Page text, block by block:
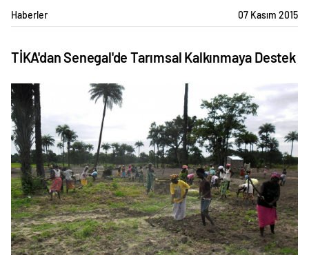
Haberler 07 Kasım 2015
TİKA'dan Senegal'de Tarımsal Kalkınmaya Destek